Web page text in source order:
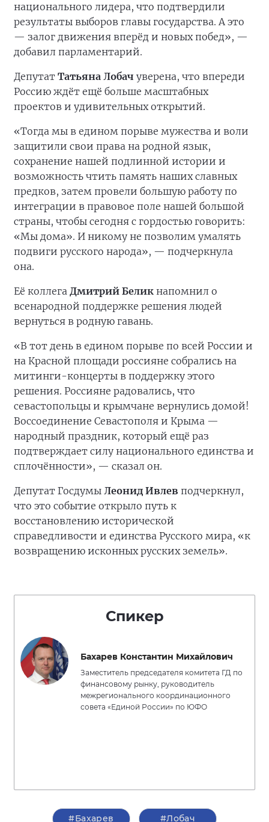
национального лидера, что подтвердили
результаты выборов главы государства. А это
— залог движения вперёд и новых побед», —
добавил парламентарий.
Депутат Татьяна Лобач уверена, что впереди
Россию ждёт ещё больше масштабных
проектов и удивительных открытий.
«Тогда мы в едином порыве мужества и воли
защитили свои права на родной язык,
сохранение нашей подлинной истории и
возможность чтить память наших славных
предков, затем провели большую работу по
интеграции в правовое поле нашей большой
страны, чтобы сегодня с гордостью говорить:
«Мы дома». И никому не позволим умалять
подвиги русского народа», — подчеркнула
она.
Её коллега Дмитрий Белик напомнил о
всенародной поддержке решения людей
вернуться в родную гавань.
«В тот день в едином порыве по всей России и
на Красной площади россияне собрались на
митинги-концерты в поддержку этого
решения. Россияне радовались, что
севастопольцы и крымчане вернулись домой!
Воссоединение Севастополя и Крыма —
народный праздник, который ещё раз
подтверждает силу национального единства и
сплочённости», — сказал он.
Депутат Госдумы Леонид Ивлев подчеркнул,
что это событие открыло путь к
восстановлению исторической
справедливости и единства Русского мира, «к
возвращению исконных русских земель».
Спикер
Бахарев Константин Михайлович
Заместитель председателя комитета ГД по
финансовому рынку, руководитель
межрегионального координационного
совета «Единой России» по ЮФО
#Бахарев #Лобач